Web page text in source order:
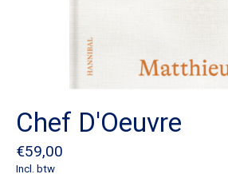
Chef D'Oeuvre
€59,00
Incl. btw